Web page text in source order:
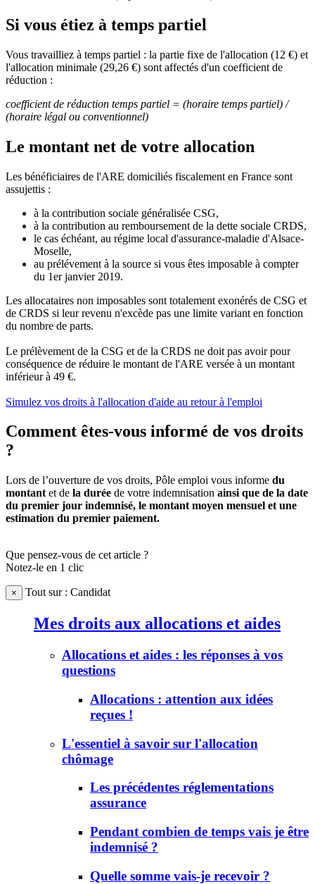
Si vous étiez à temps partiel
Vous travailliez à temps partiel : la partie fixe de l'allocation (12 €) et
l'allocation minimale (29,26 €) sont affectés d'un coefficient de
réduction :
coefficient de réduction temps partiel = (horaire temps partiel) /
(horaire légal ou conventionnel)
Le montant net de votre allocation
Les bénéficiaires de l'ARE domiciliés fiscalement en France sont
assujettis :
à la contribution sociale généralisée CSG,
à la contribution au remboursement de la dette sociale CRDS,
le cas échéant, au régime local d'assurance-maladie d'Alsace-
Moselle,
au prélévement à la source si vous êtes imposable à compter
du 1er janvier 2019.
Les allocataires non imposables sont totalement exonérés de CSG et
de CRDS si leur revenu n'excède pas une limite variant en fonction
du nombre de parts.
Le prélèvement de la CSG et de la CRDS ne doit pas avoir pour
conséquence de réduire le montant de l'ARE versée à un montant
inférieur à 49 €.
Simulez vos droits à l'allocation d'aide au retour à l'emploi
Comment êtes-vous informé de vos droits
?
Lors de l’ouverture de vos droits, Pôle emploi vous informe du
montant et de la durée de votre indemnisation ainsi que de la date
du premier jour indemnisé, le montant moyen mensuel et une
estimation du premier paiement.
Que pensez-vous de cet article ?
Notez-le en 1 clic
× Tout sur : Candidat
Mes droits aux allocations et aides
Allocations et aides : les réponses à vos
questions
Allocations : attention aux idées
reçues !
L'essentiel à savoir sur l'allocation
chômage
Les précédentes réglementations
assurance
Pendant combien de temps vais je être
indemnisé ?
Quelle somme vais-je recevoir ?